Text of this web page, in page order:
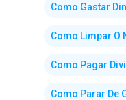
Como Gastar
Como Limpar O
Como Pagar
Como Parar De